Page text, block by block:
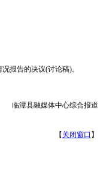
报告的决议(讨论稿)。
临潭县融媒体中心综合报道
【 关闭窗口 】